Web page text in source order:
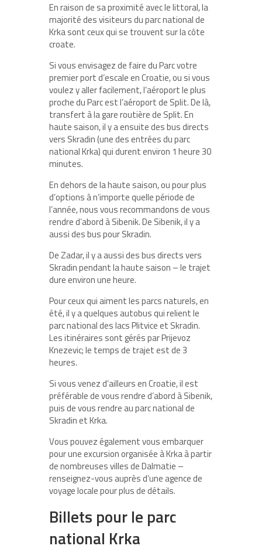
En raison de sa proximité avec le littoral, la
majorité des visiteurs du parc national de
Krka sont ceux qui se trouvent sur la côte
croate.
Si vous envisagez de faire du Parc votre
premier port d’escale en Croatie, ou si vous
voulez y aller facilement, l’aéroport le plus
proche du Parc est l’aéroport de Split. De là,
transfert à la gare routière de Split. En
haute saison, il y a ensuite des bus directs
vers Skradin (une des entrées du parc
national Krka) qui durent environ 1 heure 30
minutes.
En dehors de la haute saison, ou pour plus
d’options à n’importe quelle période de
l’année, nous vous recommandons de vous
rendre d’abord à Sibenik. De Sibenik, il y a
aussi des bus pour Skradin.
De Zadar, il y a aussi des bus directs vers
Skradin pendant la haute saison – le trajet
dure environ une heure.
Pour ceux qui aiment les parcs naturels, en
été, il y a quelques autobus qui relient le
parc national des lacs Plitvice et Skradin.
Les itinéraires sont gérés par Prijevoz
Knezevic; le temps de trajet est de 3
heures.
Si vous venez d’ailleurs en Croatie, il est
préférable de vous rendre d’abord à Sibenik,
puis de vous rendre au parc national de
Skradin et Krka.
Vous pouvez également vous embarquer
pour une excursion organisée à Krka à partir
de nombreuses villes de Dalmatie –
renseignez-vous auprès d’une agence de
voyage locale pour plus de détails.
Billets pour le parc
national Krka